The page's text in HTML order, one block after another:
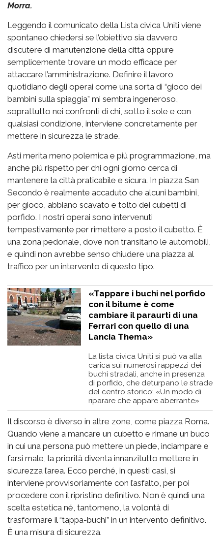
Morra.
Leggendo il comunicato della Lista civica Uniti viene
spontaneo chiedersi se l’obiettivo sia davvero
discutere di manutenzione della città oppure
semplicemente trovare un modo efficace per
attaccare l’amministrazione. Definire il lavoro
quotidiano degli operai come una sorta di “gioco dei
bambini sulla spiaggia” mi sembra ingeneroso,
soprattutto nei confronti di chi, sotto il sole e con
qualsiasi condizione, interviene concretamente per
mettere in sicurezza le strade.
Asti merita meno polemica e più programmazione, ma
anche più rispetto per chi ogni giorno cerca di
mantenere la città praticabile e sicura. In piazza San
Secondo è realmente accaduto che alcuni bambini,
per gioco, abbiano scavato e tolto dei cubetti di
porfido. I nostri operai sono intervenuti
tempestivamente per rimettere a posto il cubetto. È
una zona pedonale, dove non transitano le automobili,
e quindi non avrebbe senso chiudere una piazza al
traffico per un intervento di questo tipo.
«Tappare i buchi nel porfido
con il bitume è come
cambiare il paraurti di una
Ferrari con quello di una
Lancia Thema»
La lista civica Uniti si può va alla
carica sui numerosi rappezzi dei
buchi stradali, anche in presenza
di porfido, che deturpano le strade
del centro storico: «Un modo di
riparare che appare aberrante»
Il discorso è diverso in altre zone, come piazza Roma.
Quando viene a mancare un cubetto e rimane un buco
in cui una persona può mettere un piede, inciampare e
farsi male, la priorità diventa innanzitutto mettere in
sicurezza l’area. Ecco perché, in questi casi, si
interviene provvisoriamente con l’asfalto, per poi
procedere con il ripristino definitivo. Non è quindi una
scelta estetica né, tantomeno, la volontà di
trasformare il “tappa-buchi” in un intervento definitivo.
È una misura di sicurezza.